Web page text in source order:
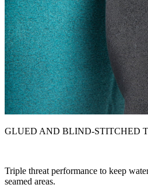
GLUED AND BLIND-STITCHED
Triple threat performance to keep
seamed areas.